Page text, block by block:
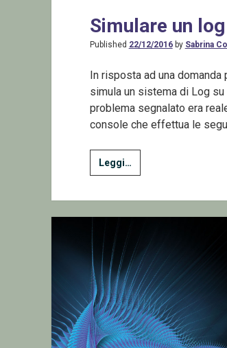
Simulare un
Published 22/12/2016by Sabrina
In risposta ad una
simula un sistema di Log
problema segnalato era
console che effettua le
Leggi…
un
multipli